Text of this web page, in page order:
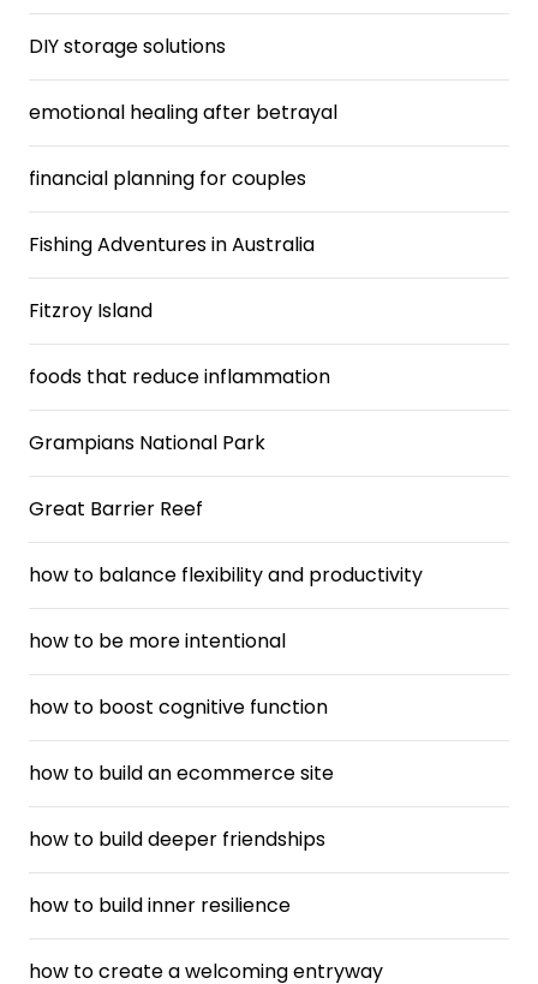
DIY storage solutions
emotional healing after betrayal
financial planning for couples
Fishing Adventures in Australia
Fitzroy Island
foods that reduce inflammation
Grampians National Park
Great Barrier Reef
how to balance flexibility and productivity
how to be more intentional
how to boost cognitive function
how to build an ecommerce site
how to build deeper friendships
how to build inner resilience
how to create a welcoming entryway